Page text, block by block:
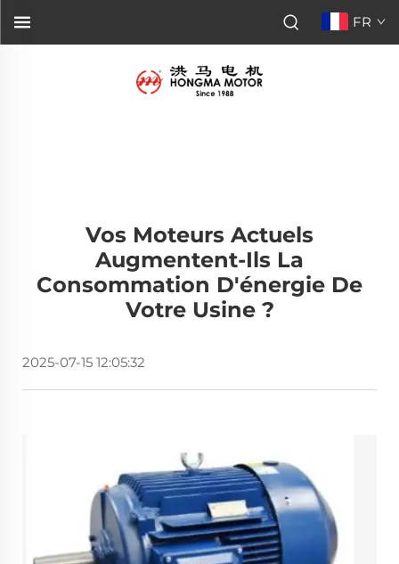
FR
Vos Moteurs Actuels
Augmentent-Ils La
Consommation D'énergie De
Votre Usine ?
2025-07-15 12:05:32